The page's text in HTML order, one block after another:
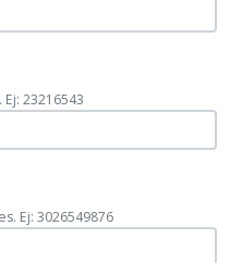
23216543
Ej: 3026549876